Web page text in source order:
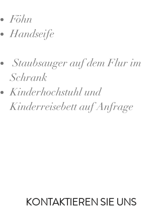
Föhn
Handseife
Staubsauger auf dem Flur im
Schrank
Kinderhochstuhl und
Kinderreisebett auf Anfrage
KONTAKTIEREN SIE UNS